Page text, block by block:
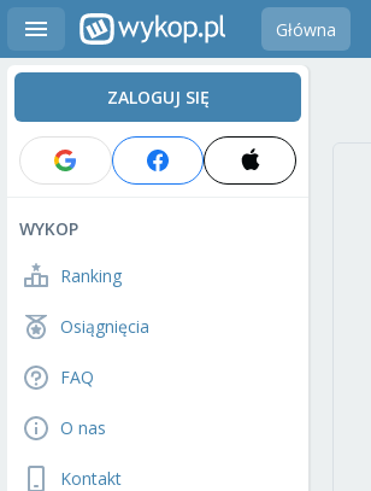
Główna
ZALOGUJ SIĘ
WYKOP
Ranking
Osiągnięcia
FAQ
O nas
Kontakt